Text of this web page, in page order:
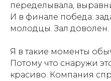
переделывала,
И в финале победа:
молодцы. Зал
Я в такие моменты
Потому что снаружи
красиво. Компания